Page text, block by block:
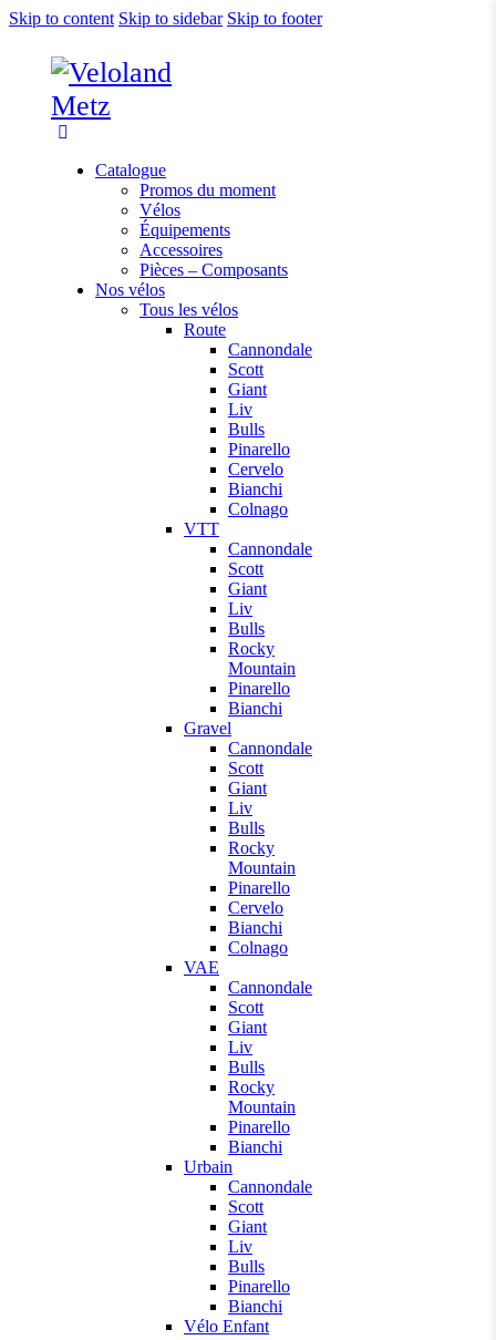
Skip to content Skip to sidebar Skip to footer
Catalogue
Promos du moment
Vélos
Équipements
Accessoires
Pièces – Composants
Nos vélos
Tous les vélos
Route
Cannondale
Scott
Giant
Liv
Bulls
Pinarello
Cervelo
Bianchi
Colnago
VTT
Cannondale
Scott
Giant
Liv
Bulls
Rocky
Mountain
Pinarello
Bianchi
Gravel
Cannondale
Scott
Giant
Liv
Bulls
Rocky
Mountain
Pinarello
Cervelo
Bianchi
Colnago
VAE
Cannondale
Scott
Giant
Liv
Bulls
Rocky
Mountain
Pinarello
Bianchi
Urbain
Cannondale
Scott
Giant
Liv
Bulls
Pinarello
Bianchi
Vélo Enfant